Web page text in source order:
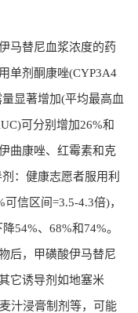
马替尼血浆浓度的药
单剂酮康唑(CYP3A4
显著增加(平均最高血
可分别增加26%和
曲康唑、红霉素和克
：健康志愿者服用利
信区间=3.5-4.3倍)，
54%、68%和74%。
后，甲磺酸伊马替尼
它诱导剂如地塞米
汁浸膏制剂等，可能